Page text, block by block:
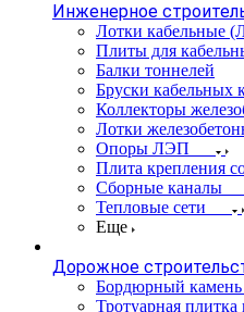
Инженерное
Лотки кабельные
Плиты для
Балки тоннелей
Бруски кабельных
Коллекторы
Лотки
Опоры ЛЭП
Плита крепления
Сборные каналы
Тепловые сети
Еще
Дорожное
Бордюрный
Тротуарная